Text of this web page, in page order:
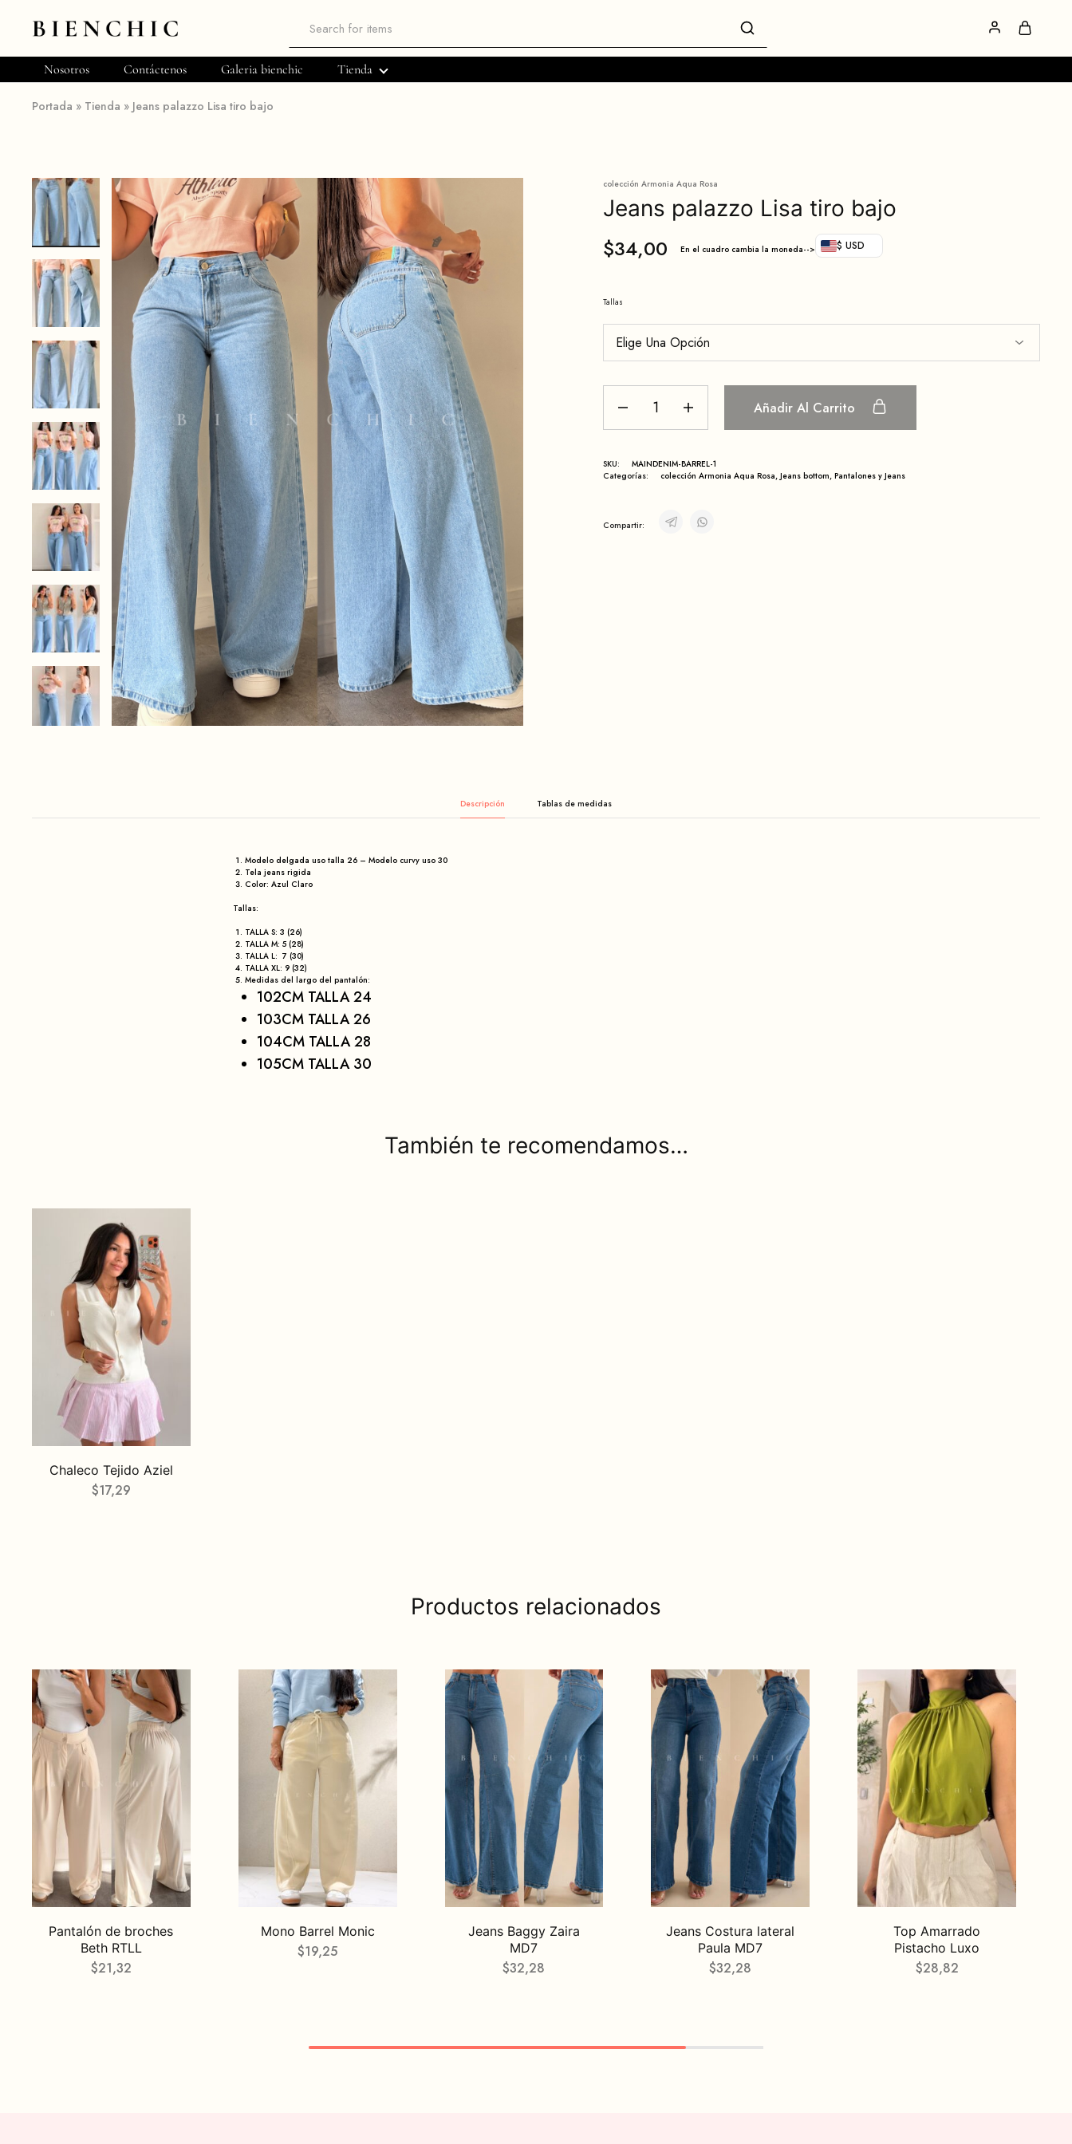
Bienchic
Moda
femenina
Nosotros Contáctenos Galeria bienchic Tienda
Portada » Tienda » Jeans palazzo Lisa tiro bajo
colección Armonia Aqua Rosa
Jeans palazzo Lisa tiro bajo
$34,00 En el cuadro cambia la moneda--> $ USD
Tallas
Añadir Al Carrito
SKU:
MAINDENIM-BARREL-1
Categorías:
colección Armonia Aqua Rosa,Jeans bottom, Pantalones y Jeans
Compartir:
Descripción
Modelo delgada uso talla 26 – Modelo curvy uso 30
Tela jeans rigida
Color: Azul Claro
Tallas:
TALLA S: 3 (26)
TALLA M: 5 (28)
TALLA L: 7 (30)
TALLA XL: 9 (32)
Medidas del largo del pantalón:
102CM TALLA 24
103CM TALLA 26
104CM TALLA 28
105CM TALLA 30
También te recomendamos…
Chaleco Tejido Aziel
$17,29
Productos relacionados
Pantalón de broches
Beth RTLL
$21,32
Mono Barrel Monic
$19,25
Jeans Baggy Zaira
MD7
$32,28
Jeans Costura lateral
Paula MD7
$32,28
Top Amarrado
Pistacho Luxo
$28,82